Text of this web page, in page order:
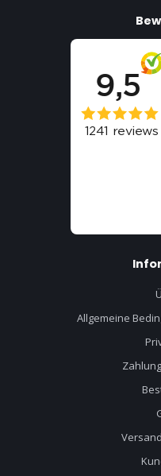
Allgemeine